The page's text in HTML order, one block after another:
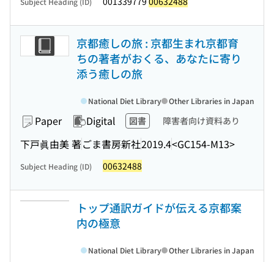
京都癒しの旅 : 京都生まれ京都育
ちの著者がおくる、あなたに寄り
添う癒しの旅
Paper Digital 図書 障害者向け資料あり
下戸眞由美 著ごま書房新社2019.4<GC154-M13>
National Diet Library Other Libraries in Japan
Subject Heading (ID) 00632488
トップ通訳ガイドが伝える京都案
内の極意
National Diet Library Other Libraries in Japan